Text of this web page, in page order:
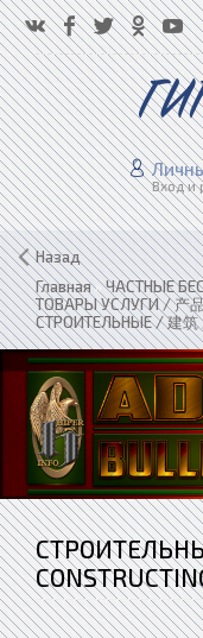
Вход и
Назад
Главная»ЧАСТНЫЕ
ТОВАРЫ УСЛУГИ / 产品
СТРОИТЕЛЬНЫЕ / 建筑 /